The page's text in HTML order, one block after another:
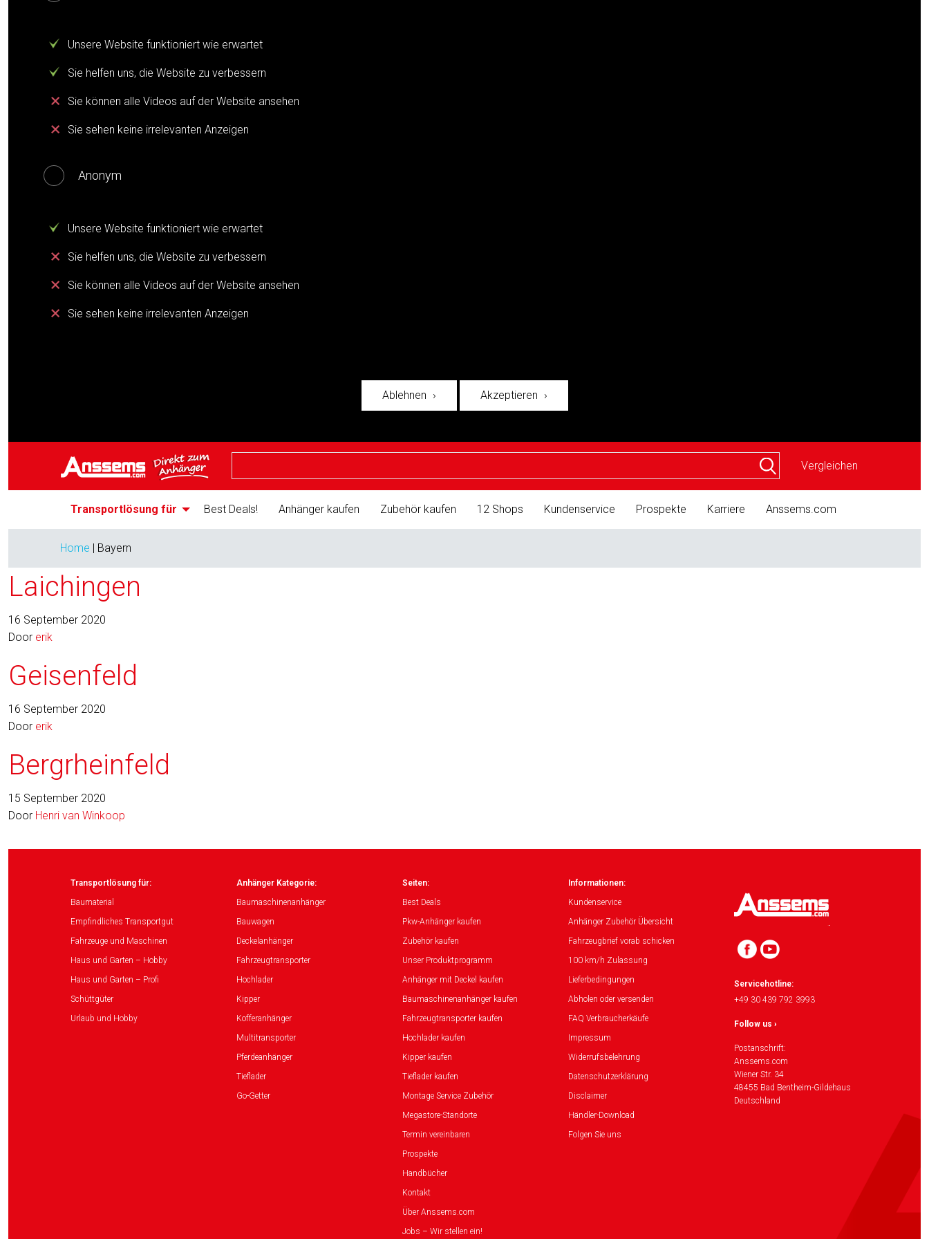
Unsere Website funktioniert wie erwartet
Sie helfen uns, die Website zu verbessern
Sie können alle Videos auf der Website ansehen
Sie sehen keine irrelevanten Anzeigen
Anonym
Unsere Website funktioniert wie erwartet
Sie helfen uns, die Website zu verbessern
Sie können alle Videos auf der Website ansehen
Sie sehen keine irrelevanten Anzeigen
Ablehnen Akzeptieren
Vergleichen
Transportlösung für Best Deals! Anhänger kaufen Zubehör kaufen 12 Shops Kundenservice Prospekte Karriere Anssems.com
Home | Bayern
Laichingen
16 September 2020
Door erik
Geisenfeld
16 September 2020
Door erik
Bergrheinfeld
15 September 2020
Door Henri van Winkoop
Transportlösung für:
Baumaterial
Empfindliches Transportgut
Fahrzeuge und Maschinen
Haus und Garten – Hobby
Haus und Garten – Profi
Schüttgüter
Urlaub und Hobby
Anhänger Kategorie:
Baumaschinenanhänger
Bauwagen
Deckelanhänger
Fahrzeugtransporter
Hochlader
Kipper
Kofferanhänger
Multitransporter
Pferdeanhänger
Tieflader
Go-Getter
Seiten:
Best Deals
Pkw-Anhänger kaufen
Zubehör kaufen
Unser Produktprogramm
Anhänger mit Deckel kaufen
Baumaschinenanhänger kaufen
Fahrzeugtransporter kaufen
Hochlader kaufen
Kipper kaufen
Tieflader kaufen
Montage Service Zubehör
Megastore-Standorte
Termin vereinbaren
Prospekte
Handbücher
Kontakt
Über Anssems.com
Jobs – Wir stellen ein!
Informationen:
Kundenservice
Anhänger Zubehör Übersicht
Fahrzeugbrief vorab schicken
100 km/h Zulassung
Lieferbedingungen
Abholen oder versenden
FAQ Verbraucherkäufe
Impressum
Widerrufsbelehrung
Datenschutzerklärung
Disclaimer
Händler-Download
Folgen Sie uns
Servicehotline:
+49 30 439 792 3993
Follow us ›
Postanschrift:
Anssems.com
Wiener Str. 34
48455 Bad Bentheim-Gildehaus
Deutschland